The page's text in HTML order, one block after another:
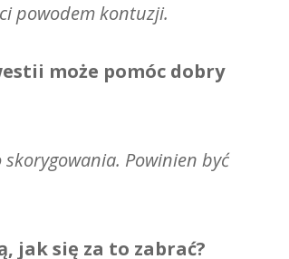
powodem kontuzji.
może pomóc dobry
Powinien być
jak się za to zabrać?